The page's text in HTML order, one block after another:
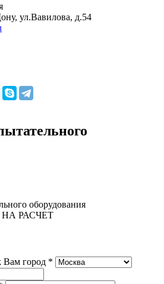
ул.Вавилова, д.54
оборудования
РАСЧЕТ
город *